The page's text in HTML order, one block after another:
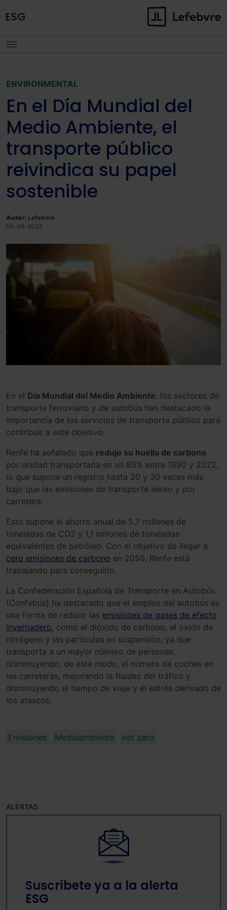
ENVIRONMENTAL
En el Día Mundial del
Medio Ambiente, el
transporte público
reivindica su papel
sostenible
Autor: Lefebvre
05-06-2023
En el Día Mundial del Medio Ambiente, los sectores de
transporte ferroviario y de autobús han destacado la
importancia de los servicios de transporte público para
contribuir a este objetivo.
Renfe ha señalado que redujo su huella de carbono
por unidad transportada en un 89% entre 1990 y 2022,
lo que supone un registro hasta 20 y 30 veces más
bajo que las emisiones de transporte aéreo y por
carretera.
Esto supone el ahorro anual de 5,7 millones de
toneladas de CO2 y 1,1 millones de toneladas
equivalentes de petróleo. Con el objetivo de llegar a
cero emisiones de carbono en 2050, Renfe está
trabajando para conseguirlo.
La Confederación Española de Transporte en Autobús
(Confebús) ha destacado que el empleo del autobús es
una forma de reducir las emisiones de gases de efecto
invernadero, como el dióxido de carbono, el óxido de
nitrógeno y las partículas en suspensión, ya que
transporta a un mayor número de personas,
disminuyendo, de este modo, el número de coches en
las carreteras, mejorando la fluidez del tráfico y
disminuyendo el tiempo de viaje y el estrés derivado de
los atascos.
Emisiones Medioambiente net zero
ALERTAS
Suscríbete ya a la alerta
ESG